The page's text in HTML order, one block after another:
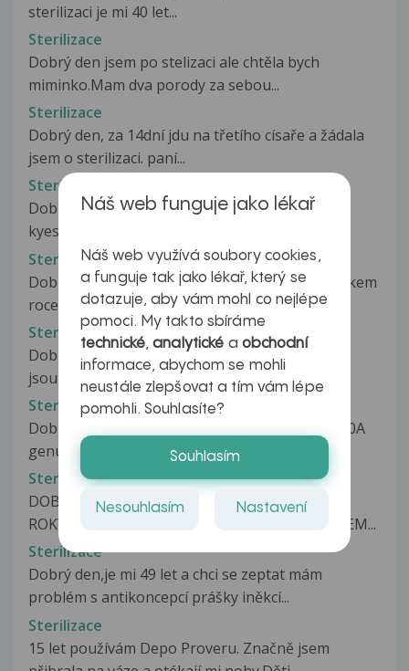
sterilizaci je mi 40 let...
Sterilizace
Dobrý den jsem po stelizaci ale chtěla bych
miminko.Mam dva porody za sebou...
Sterilizace
Dobrý den, za 14dní jdu na třetího císaře a žádala
jsem o sterilizaci. paní...
Sterilizace
Dobrý den, chci Vás poprosit o radu. Trpím
kyesofobií - diagnózu nemám potvrzenou...
Sterilizace
Dobrý den.Obracím se na Vás z dotazem.V lonskem
roce jsem si nechala udělat...
Sterilizace
Dobrý den jsem maminka 4 dětí nejmladší dceři
jsou 4 roky.Všechny 4 děti mám...
Sterilizace
Dobrý den.Byla u mě prokázána mutace G20210A
genu F2 a přítomnost alely 4G polymorfismu...
Sterilizace
DOBRY DEN.CHTELA BYCH MIMINKO JSEM 4
ROKYY PO STERILIZACI.MAM 2 KLUKY MELA JSEM...
Sterilizace
Dobrý den,je mi 49 let a chci se zeptat mám
problém s antikoncepcí prášky iněkcí...
Sterilizace
15 let používám Depo Proveru. Značně jsem
Náš web funguje jako lékař
Náš web využívá soubory cookies,
a funguje tak jako lékař, který se
dotazuje, aby vám mohl co nejlépe
pomoci. My takto sbíráme
technické,analytické a obchodní
informace, abychom se mohli
neustále zlepšovat a tím vám lépe
pomohli. Souhlasíte?
Souhlasím
Nesouhlasím Nastavení